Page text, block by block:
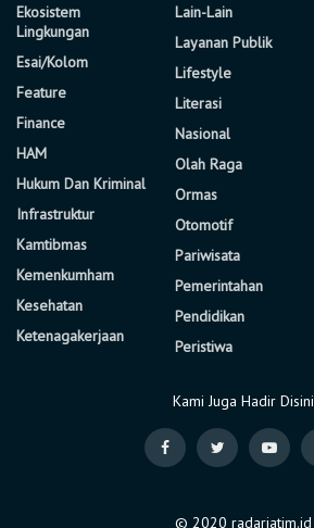
Ekosistem
Lingkungan
Esai/Kolom
Feature
Finance
HAM
Hukum Dan Kriminal
Infrastruktur
Kamtibmas
Kemenkumham
Kesehatan
Ketenagakerjaan
Lain-Lain
Layanan Publik
Lifestyle
Literasi
Nasional
Olah Raga
Ormas
Otomotif
Pariwisata
Pemerintahan
Pendidikan
Peristiwa
Kami Juga Hadir Disini
© 2020 radarjatim.id